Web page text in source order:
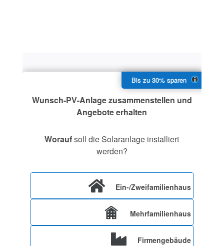
Wunsch-PV-Anlage zusammenstellen und
Angebote erhalten
Woraufsoll die Solaranlage installiert
werden?
Ein-/Zweifamilienhaus
Mehrfamilienhaus
Firmengebäude